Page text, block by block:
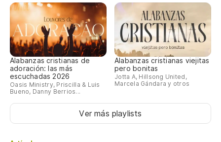
Alabanzas cristianas de
adoración: las más
escuchadas 2026
Oasis Ministry, Priscilla & Luis
Bueno, Danny Berrios...
Alabanzas cristianas viejitas
pero bonitas
Jotta A, Hillsong United,
Marcela Gándara y otros
Ver más playlists